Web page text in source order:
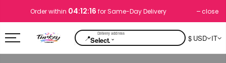
Order within 04:12:15 for Same-Day Delivery close
📍Select.⌄ $ USD IT